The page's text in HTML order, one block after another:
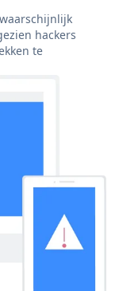
hackers
te